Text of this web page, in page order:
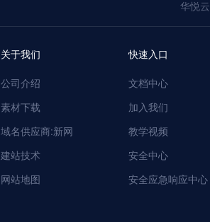
华悦云
关于我们
公司介绍
素材下载
域名供应商:新网
建站技术
网站地图
快速入口
文档中心
加入我们
教学视频
安全中心
安全应急响应中心